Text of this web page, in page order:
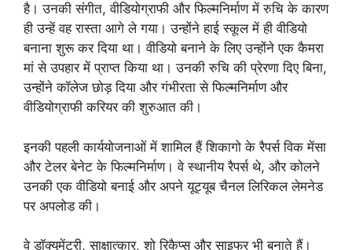
है। उनकी संगीत, वीडियोग्राफी और फिल्मनिर्माण में रुचि के कारण
ही उन्हें वह रास्ता आगे ले गया। उन्होंने हाई स्कूल में ही वीडियो
बनाना शुरू कर दिया था। वीडियो बनाने के लिए उन्होंने एक कैमरा
मां से उपहार में प्राप्त किया था। उनकी रुचि की प्रेरणा दिए बिना,
उन्होंने कॉलेज छोड़ दिया और गंभीरता से फिल्मनिर्माण और
वीडियोग्राफी करियर की शुरुआत की।
इनकी पहली कार्ययोजनाओं में शामिल हैं शिकागो के रैपर्स विक मेंसा
और टेलर बेनेट के फिल्मनिर्माण। वे स्थानीय रैपर्स थे, और कोलने
उनकी एक वीडियो बनाई और अपने यूट्यूब चैनल लिरिकल लेमनेड
पर अपलोड की।
वे डॉक्यूमेंट्री, साक्षात्कार, शो रिकैप्स और साइफर भी बनाते हैं।